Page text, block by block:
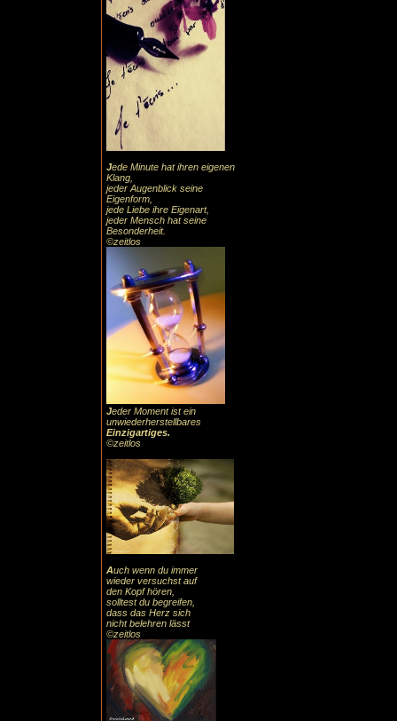
Jede Minute hat ihren eigenen
Klang,
jeder Augenblick seine
Eigenform,
jede Liebe ihre Eigenart,
jeder Mensch hat seine
Besonderheit.
©zeitlos
Jeder Moment ist ein
unwiederherstellbares
Einzigartiges.
©zeitlos
Auch wenn du immer
wieder versuchst auf
den Kopf hören,
solltest du begreifen,
dass das Herz sich
nicht belehren lässt
©zeitlos